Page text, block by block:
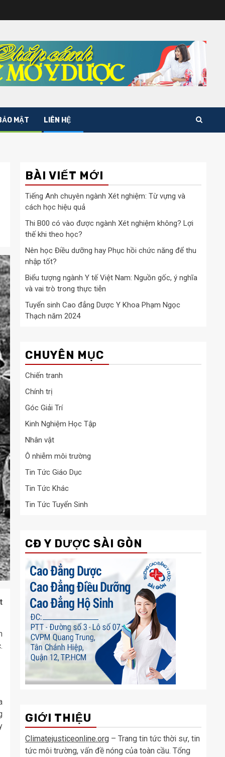
MẬT LIÊN HỆ
BÀI VIẾT MỚI
Tiếng Anh chuyên ngành Xét nghiệm: Từ vựng và
cách học hiệu quả
Thi B00 có vào được ngành Xét nghiệm không? Lợi
thế khi theo học?
Nên học Điều dưỡng hay Phục hồi chức năng để thu
nhập tốt?
Biểu tượng ngành Y tế Việt Nam: Nguồn gốc, ý nghĩa
và vai trò trong thực tiễn
Tuyển sinh Cao đẳng Dược Y Khoa Phạm Ngọc
Thạch năm 2024
CHUYÊN MỤC
Chiến tranh
Chính trị
Góc Giải Trí
Kinh Nghiệm Học Tập
Nhân vật
Ô nhiễm môi trường
Tin Tức Giáo Dục
Tin Tức Khác
Tin Tức Tuyển Sinh
CĐ Y DƯỢC SÀI GÒN
GIỚI THIỆU
Climatejusticeonline.org – Trang tin tức thời sự, tin
tức môi trường, vấn đề nóng của toàn cầu. Tổng